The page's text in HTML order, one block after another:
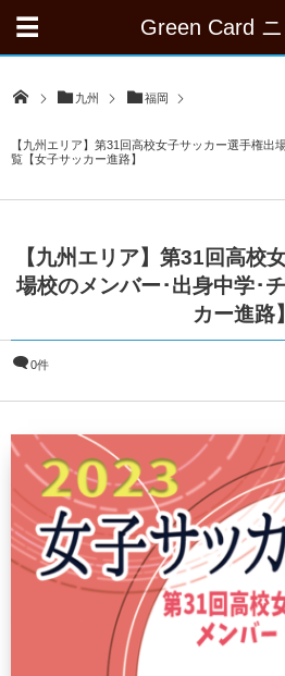
Green Card
九州 福岡
【九州エリア】第31回高校女子サッカー選手権出
覧【女子サッカー進路】
【九州エリア】第31回高校
場校のメンバー･出身中学･
カー進路】
0件